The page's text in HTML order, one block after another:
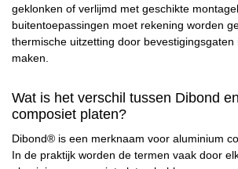
geklonken of verlijmd met geschikte
buitentoepassingen moet rekening worden
thermische uitzetting door bevestigingsgaten
maken.
Wat is het verschil tussen Dibond
composiet platen?
Dibond® is een merknaam voor aluminium
In de praktijk worden de termen vaak door